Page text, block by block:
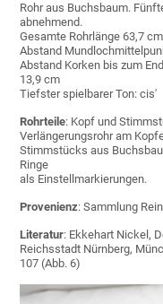
Rohr aus Buchsbaum.
abnehmend.
Gesamte Rohrlänge 63,7 cm
Abstand
Abstand Korken bis zum
13,9 cm
Tiefster spielbarer Ton: cis'
Rohrteile: Kopf und
Verlängerungsrohr am
Stimmstücks aus
Ringe
als Einstellmarkierungen.
Provenienz: Sammlung
Literatur: Ekkehart Nickel,
Reichsstadt Nürnberg,
107 (Abb. 6)